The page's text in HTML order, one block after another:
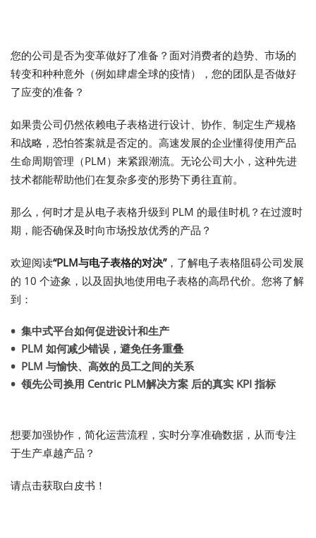
您的公司是否为变革做好了准备？面对消费者的趋势、市场的
转变和种种意外（例如肆虐全球的疫情），您的团队是否做好
了应变的准备？
如果贵公司仍然依赖电子表格进行设计、协作、制定生产规格
和战略，恐怕答案就是否定的。高速发展的企业懂得使用产品
生命周期管理（PLM）来紧跟潮流。无论公司大小，这种先进
技术都能帮助他们在复杂多变的形势下勇往直前。
那么，何时才是从电子表格升级到 PLM 的最佳时机？在过渡时
期，能否确保及时向市场投放优秀的产品？
欢迎阅读“PLM与电子表格的对决”，了解电子表格阻碍公司发展
的 10 个迹象，以及固执地使用电子表格的高昂代价。您将了解
到：
集中式平台如何促进设计和生产
PLM 如何减少错误，避免任务重叠
PLM 与愉快、高效的员工之间的关系
领先公司换用 Centric PLM解决方案 后的真实 KPI 指标
想要加强协作，简化运营流程，实时分享准确数据，从而专注
于生产卓越产品？
请点击获取白皮书！